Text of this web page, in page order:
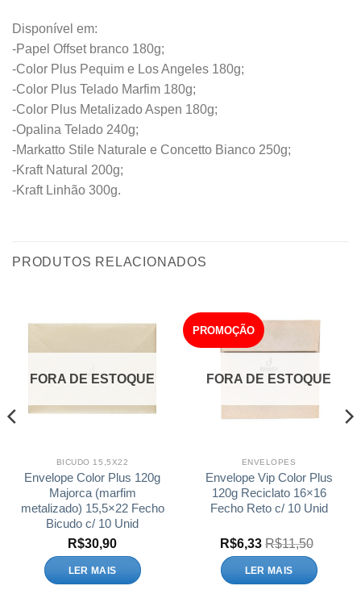
Disponível em:
-Papel Offset branco 180g;
-Color Plus Pequim e Los Angeles 180g;
-Color Plus Telado Marfim 180g;
-Color Plus Metalizado Aspen 180g;
-Opalina Telado 240g;
-Markatto Stile Naturale e Concetto Bianco 250g;
-Kraft Natural 200g;
-Kraft Linhão 300g.
PRODUTOS RELACIONADOS
FORA DE ESTOQUE
BICUDO 15,5X22
Envelope Color Plus 120g
Majorca (marfim
metalizado) 15,5×22 Fecho
Bicudo c/ 10 Unid
R$30,90
LER MAIS
PROMOÇÃO
FORA DE ESTOQUE
ENVELOPES
Envelope Vip Color Plus
120g Reciclato 16×16
Fecho Reto c/ 10 Unid
R$6,33 R$11,50
LER MAIS